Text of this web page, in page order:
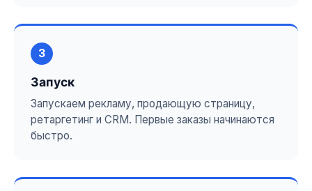
3
Запуск
Запускаем рекламу, продающую страницу,
ретаргетинг и CRM. Первые заказы начинаются
быстро.